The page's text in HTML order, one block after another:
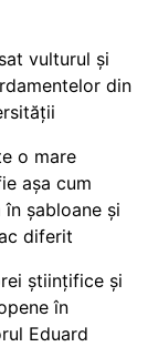
vulturul și
din
o mare
așa cum
șabloane și
diferit
științifice și
în
Eduard